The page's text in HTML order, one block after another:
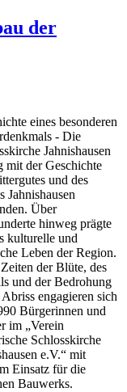
der
eines besonderen
- Die
Jahnishausen
mit der Geschichte
und des
Jahnishausen
Über
hinweg prägte
kulturelle und
Leben der Region.
der Blüte, des
und der Bedrohung
engagieren sich
Bürgerinnen und
im „Verein
Schlosskirche
e.V.“ mit
Einsatz für die
Bauwerks.